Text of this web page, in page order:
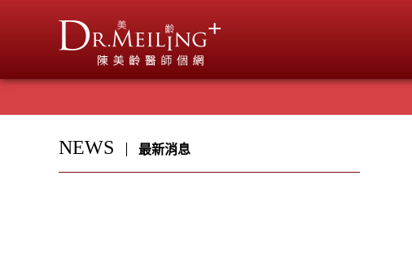
NEWS 最新消息